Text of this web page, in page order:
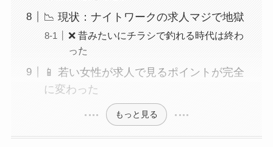
📉 現状：ナイトワークの求人マジで地獄
❌ 昔みたいにチラシで釣れる時代は終わ
った
📱 若い女性が求人で見るポイントが完全
に変わった
もっと見る